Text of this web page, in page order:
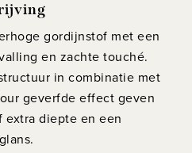
gordijnstof met een
en zachte touché.
in combinatie met
geverfde effect geven
extra diepte en een